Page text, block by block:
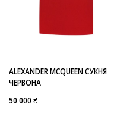
ALEXANDER MCQUEEN СУКНЯ
ЧЕРВОНА
50 000 ₴